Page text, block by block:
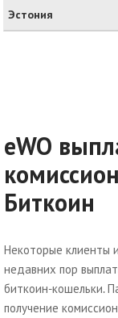
Эстония
eWO
Биткоин
Некоторые клиенты
недавних пор
биткоин-кошельки.
получение